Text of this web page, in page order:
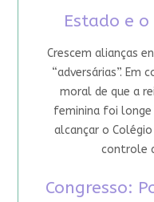
Estado e
Crescem alianças
“adversárias”. Em
moral de que a
feminina foi longe
alcançar o
controle
Congresso: